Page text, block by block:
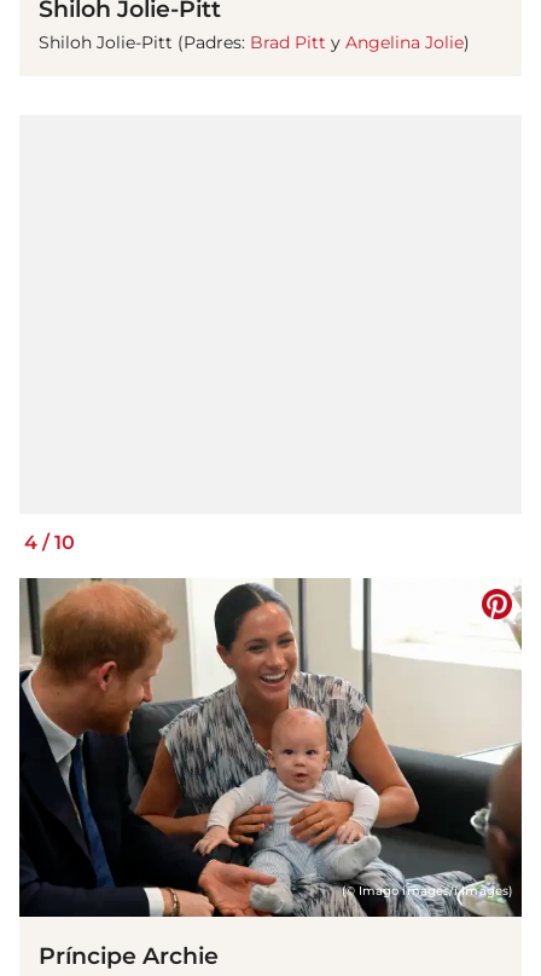
Shiloh Jolie-Pitt
Shiloh Jolie-Pitt (Padres: Brad Pitt y Angelina Jolie)
4 /10
(© Imago images/i Images)
Príncipe Archie